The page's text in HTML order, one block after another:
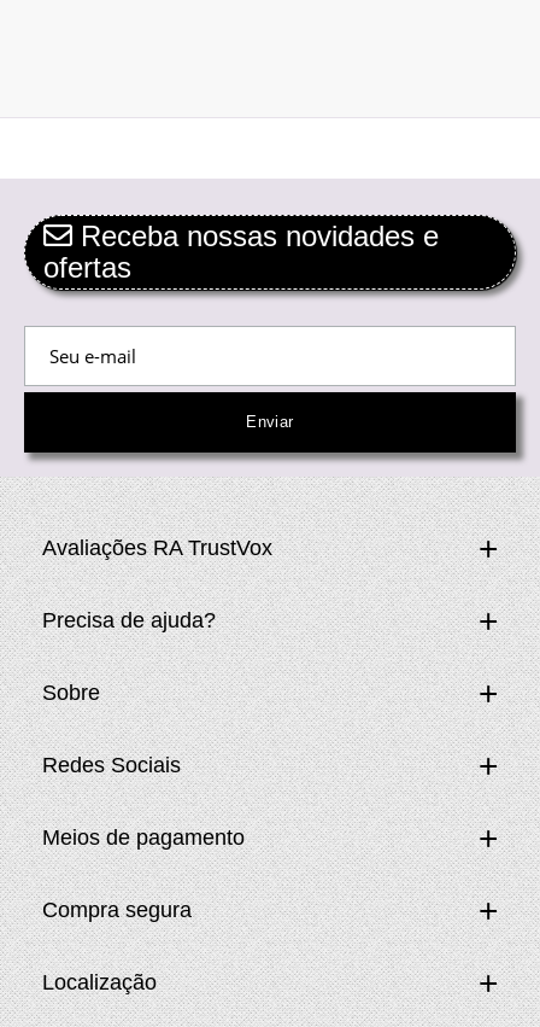
Receba nossas novidades e
ofertas
Avaliações RA TrustVox
Precisa de ajuda?
Sobre
Redes Sociais
Meios de pagamento
Compra segura
Localização